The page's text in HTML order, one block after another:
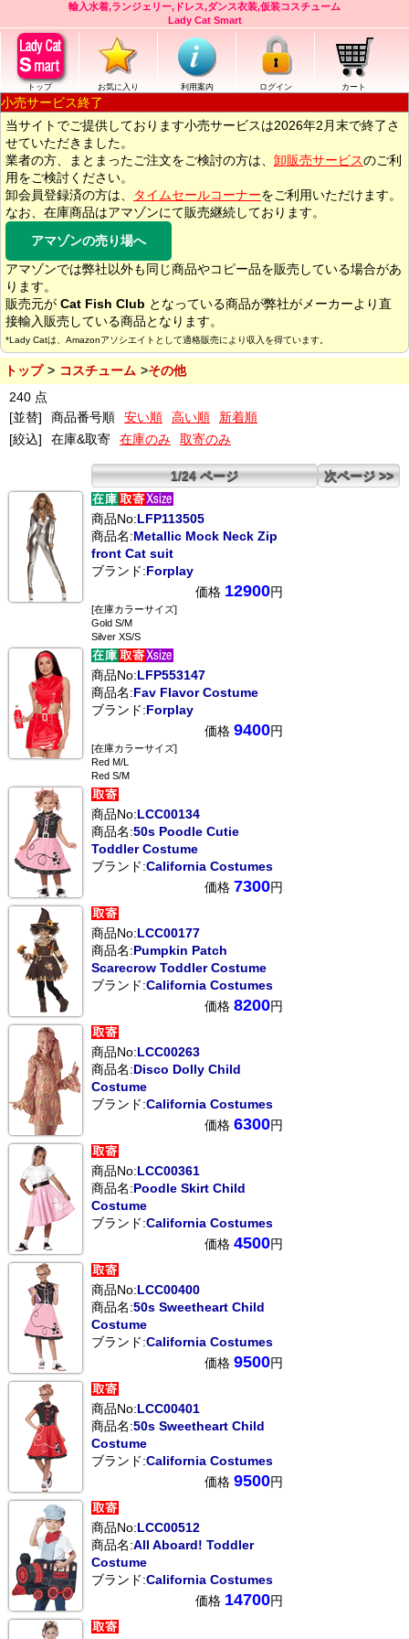
輸入水着,ランジェリー,ドレス,ダンス衣装,仮装コスチューム
Lady Cat Smart
トップ お気に入り 利用案内 ログイン カート
小売サービス終了
当サイトでご提供しております小売サービスは2026年2月末で終了さ
せていただきました。
業者の方、まとまったご注文をご検討の方は、 卸販売サービスのご利
用をご検討ください。
卸会員登録済の方は、
タイムセールコーナーをご利用いただけます。
なお、在庫商品はアマゾンにて販売継続しております。
アマゾンの売り場へ
アマゾンでは弊社以外も同じ商品やコピー品を販売している場合があ
ります。
販売元が Cat Fish Club となっている商品が弊社がメーカーより直
接輸入販売している商品となります。
*Lady Catは、Amazonアソシエイトとして適格販売により収入を得ています。
トップ コスチューム
その他
240 点
[並替]
商品番号順 安い順 高い順
新着順
[絞込]
在庫&取寄 在庫のみ 取寄のみ
1/24 ページ 次ページ >>
商品No:LFP113505
商品名:Metallic Mock Neck Zip
front Cat suit
ブランド:Forplay
価格 12900円
[在庫カラーサイズ]
Gold S/M
Silver XS/S
商品No:LFP553147
商品名:Fav Flavor Costume
ブランド:Forplay
価格 9400円
[在庫カラーサイズ]
Red M/L
Red S/M
商品No:LCC00134
商品名:50s Poodle Cutie
Toddler Costume
ブランド:California Costumes
価格 7300円
商品No:LCC00177
商品名:Pumpkin Patch
Scarecrow Toddler Costume
ブランド:California Costumes
価格 8200円
商品No:LCC00263
商品名:Disco Dolly Child
Costume
ブランド:California Costumes
価格 6300円
商品No:LCC00361
商品名:Poodle Skirt Child
Costume
ブランド:California Costumes
価格 4500円
商品No:LCC00400
商品名:50s Sweetheart Child
Costume
ブランド:California Costumes
価格 9500円
商品No:LCC00401
商品名:50s Sweetheart Child
Costume
ブランド:California Costumes
価格 9500円
商品No:LCC00512
商品名:All Aboard! Toddler
Costume
ブランド:California Costumes
価格 14700円